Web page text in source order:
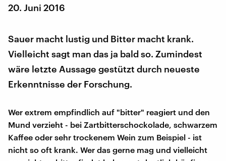
20. Juni 2016
Sauer macht lustig und Bitter macht krank.
Vielleicht sagt man das ja bald so. Zumindest
wäre letzte Aussage gestützt durch neueste
Erkenntnisse der Forschung.
Wer extrem empfindlich auf "bitter" reagiert und den
Mund verzieht - bei Zartbitterschockolade, schwarzem
Kaffee oder sehr trockenem Wein zum Beispiel - ist
nicht so oft krank. Wer das gerne mag und vielleicht